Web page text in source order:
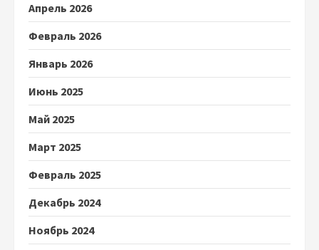
Апрель 2026
Февраль 2026
Январь 2026
Июнь 2025
Май 2025
Март 2025
Февраль 2025
Декабрь 2024
Ноябрь 2024